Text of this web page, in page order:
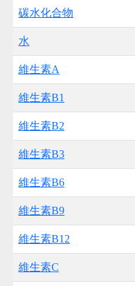
碳水化合物
水
維生素A
維生素B1
維生素B2
維生素B3
維生素B6
維生素B9
維生素B12
維生素C